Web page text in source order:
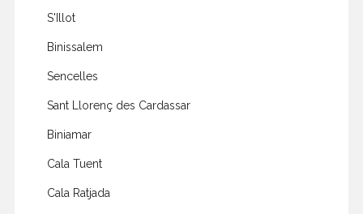
S'Illot
Binissalem
Sencelles
Sant Llorenç des Cardassar
Biniamar
Cala Tuent
Cala Ratjada